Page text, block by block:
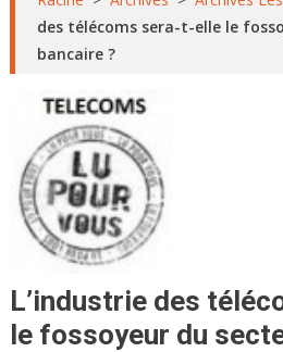
des télécoms sera-t-elle le
bancaire ?
L’industrie des
le fossoyeur du